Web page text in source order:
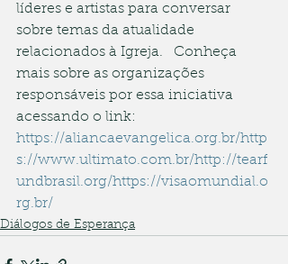
líderes e artistas para conversar
sobre temas da atualidade
relacionados à Igreja.   Conheça
mais sobre as organizações
responsáveis por essa iniciativa
acessando o link:
https://aliancaevangelica.org.br/http
s://www.ultimato.com.br/http://tearf
undbrasil.org/https://visaomundial.o
rg.br/
Diálogos de Esperança